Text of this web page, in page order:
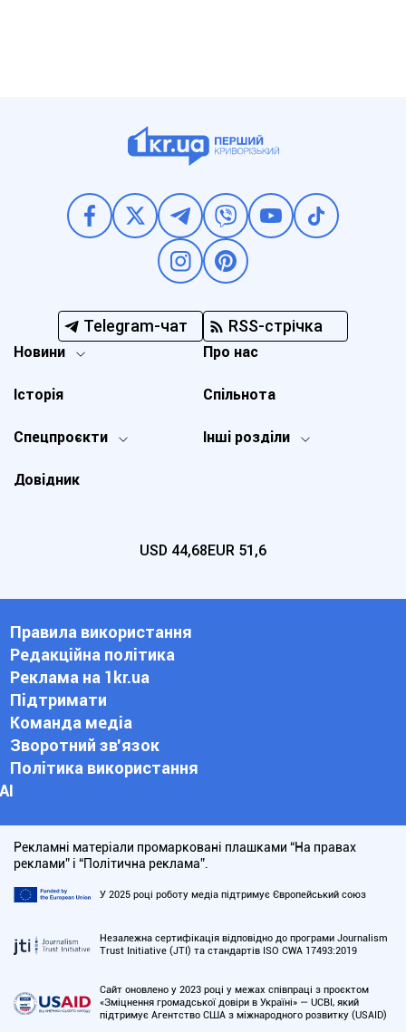
Telegram-чат RSS-стрічка
Новини
Спецпроєкти Інші розділи
Історія
Про нас
Довідник
Спільнота
USD 44,68EUR 51,6
Правила використання
Редакційна політика
Реклама на 1kr.ua
Підтримати
Команда медіа
Зворотний зв'язок
Політика використання
АІ
Рекламні матеріали промарковані плашками “На правах
реклами” і “Політична реклама”.
У 2025 році роботу медіа підтримує Європейський союз
Незалежна сертифікація відповідно до програми Journalism
Trust Initiative (JTI) та стандартів ISO CWA 17493:2019
Сайт оновлено у 2023 році у межах співпраці з проєктом
«Зміцнення громадської довіри в Україні» — UCBI, який
підтримує Агентство США з міжнародного розвитку (USAID)